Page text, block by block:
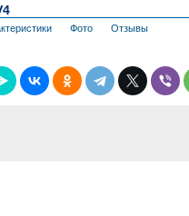
Фото Отзывы